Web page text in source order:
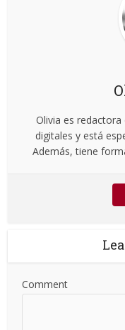
Olivia es
digitales y está
Además, tiene
Comment